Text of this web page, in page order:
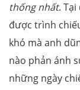
thống nhất.
được trình
khó mà anh
nào phản ánh
những ngày